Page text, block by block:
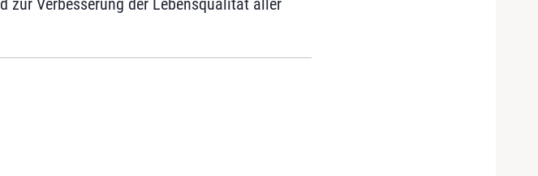
Verbesserung der Lebensqualität aller